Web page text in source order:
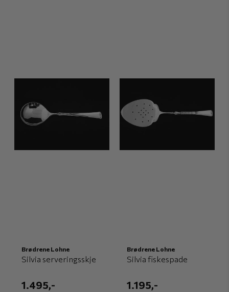
Brødrene Lohne
Silvia serveringsskje
1.495,-
Brødrene Lohne
Silvia fiskespade
1.195,-